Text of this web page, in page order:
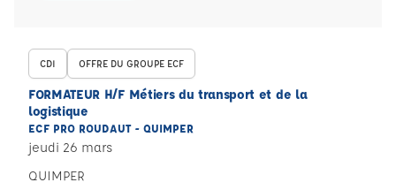
CDI OFFRE DU GROUPE ECF
FORMATEUR H/F Métiers du transport et de la
logistique
ECF PRO ROUDAUT - QUIMPER
jeudi 26 mars
QUIMPER